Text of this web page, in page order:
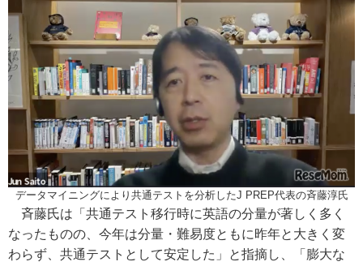
データマイニングにより共通テストを分析したJ PREP代表の斉藤淳氏
斉藤氏は「共通テスト移行時に英語の分量が著しく多く
なったものの、今年は分量・難易度ともに昨年と大きく変
わらず、共通テストとして安定した」と指摘し、「膨大な